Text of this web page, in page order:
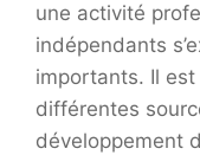
une activité
indépendants
importants. Il est
différentes
développement